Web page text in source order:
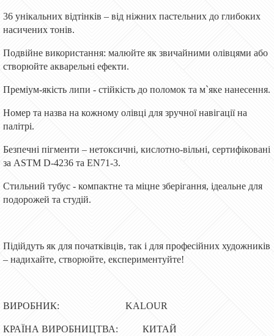
36 унікальних відтінків – від ніжних пастельних до глибоких
насичених тонів.
Подвійне використання: малюйте як звичайними олівцями або
створюйте акварельні ефекти.
Преміум-якість липи - стійкість до поломок та м`яке нанесення.
Номер та назва на кожному олівці для зручної навігації на
палітрі.
Безпечні пігменти – нетоксичні, кислотно-вільні, сертифіковані
за ASTM D-4236 та EN71-3.
Стильний тубус - компактне та міцне зберігання, ідеальне для
подорожей та студій.
Підійдуть як для початківців, так і для професійних художників
– надихайте, створюйте, експериментуйте!
ВИРОБНИК: KALOUR
КРАЇНА ВИРОБНИЦТВА: КИТАЙ